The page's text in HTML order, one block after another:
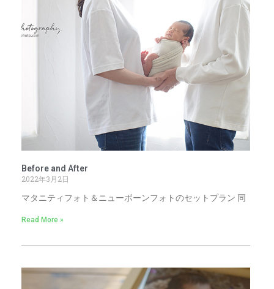
Before and After
2022年3月2日
マタニティフォト＆ニューボーンフォトのセットプラン 同
Read More »